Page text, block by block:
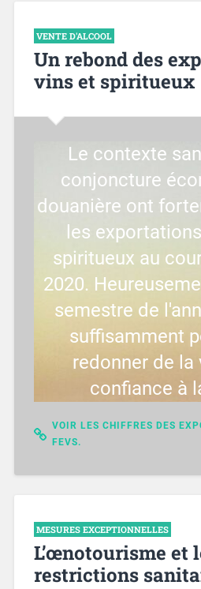
VENTE D'ALCOOL
Un rebond des
vins et spiritueux
Le contexte
conjoncture
douanière ont
les
spiritueux au
2020.
semestre de
suffisamment
redonner de la
confiance à
VOIR LES CHIFFRES DES
FEVS.
MESURES EXCEPTIONNELLES
L’œnotourisme et
restrictions